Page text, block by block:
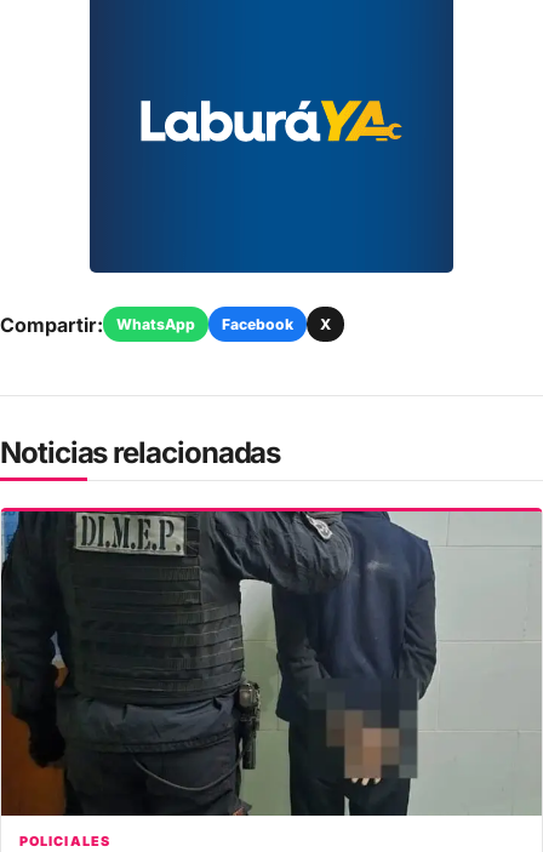
Compartir: WhatsApp Facebook X
Noticias relacionadas
POLICIALES